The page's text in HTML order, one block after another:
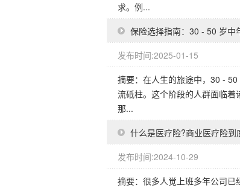
求。例...
保险选择指南：30 - 50 岁中
发布时间:2025-01-15
摘要：在人生的旅途中，30 -
流砥柱。这个阶段的人群面临着
那...
什么是医疗险?商业医疗险到
发布时间:2024-10-29
摘要：很多人觉上班多年公司